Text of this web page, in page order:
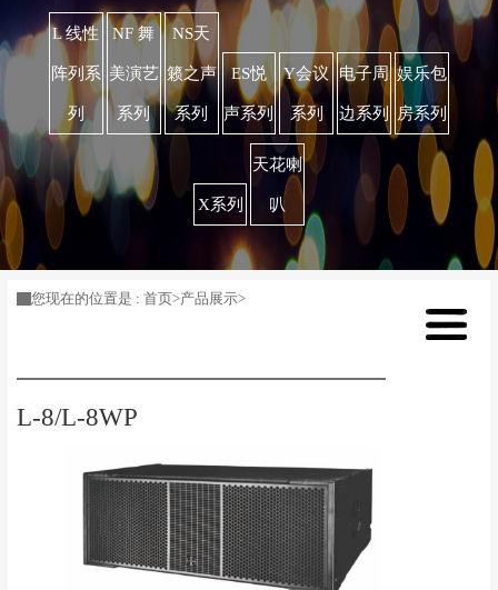
L 线性
阵列系
列
NF 舞
美演艺
系列
NS天
籁之声
系列
ES悦
声系列
Y会议
系列
电子周
边系列
娱乐包
房系列
X系列
天花喇
叭
您现在的位置是 : 首页>产品展示>
L-8/L-8WP